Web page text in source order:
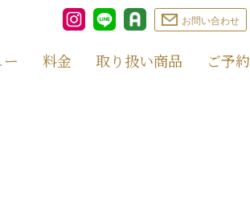
お問い合わせ
料金 取り扱い商品 ご予約